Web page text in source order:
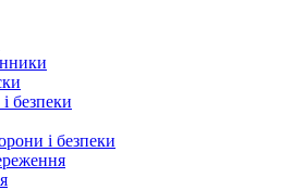
безпеки
і безпеки